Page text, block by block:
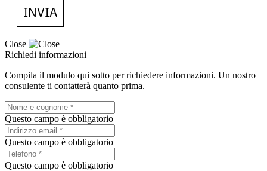
INVIA
Close
Richiedi informazioni
Compila il modulo qui sotto per richiedere informazioni. Un nostro
consulente ti contatterà quanto prima.
Questo campo è obbligatorio
Questo campo è obbligatorio
Questo campo è obbligatorio